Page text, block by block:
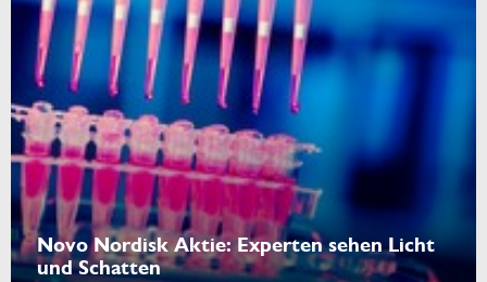
Novo Nordisk Aktie: Experten sehen Licht
und Schatten